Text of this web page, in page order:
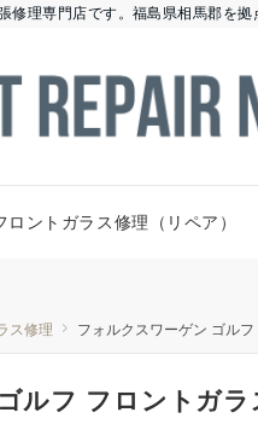
理専門店です。福島県相馬郡を拠
ロントガラス修理（リペア）
ス修理 フォルクスワーゲン ゴルフ
ルフ フロントガラ